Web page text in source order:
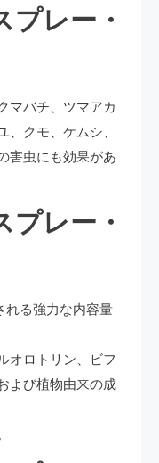
レー・
マバチ、ツマアカ
クモ、ケムシ、
害虫にも効果があ
レー・
れる強力な内容量
オロトリン、ビフ
よび植物由来の成